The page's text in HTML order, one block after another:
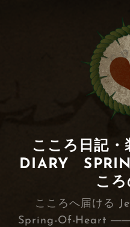
こころ日記
DIARY
ころ
こころへ届ける
Spring-Of-Heart ――